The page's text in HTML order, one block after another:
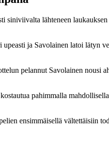
siniviivalta lähteneen
ja Savolainen latoi lätyn
pelannut Savolainen nousi
pahimmalla
ensimmäisellä vältettäisiin